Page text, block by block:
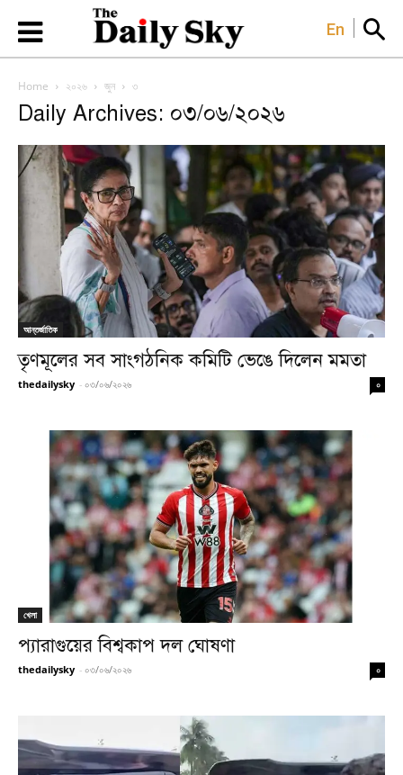
En
Home ২০২৬ জুন ৩
Daily Archives: ০৩/০৬/২০২৬
আন্তর্জাতিক
তৃণমূলের সব সাংগঠনিক কমিটি ভেঙে দিলেন মমতা
thedailysky - ০৩/০৬/২০২৬ ০
খেলা
প্যারাগুয়ের বিশ্বকাপ দল ঘোষণা
thedailysky - ০৩/০৬/২০২৬ ০